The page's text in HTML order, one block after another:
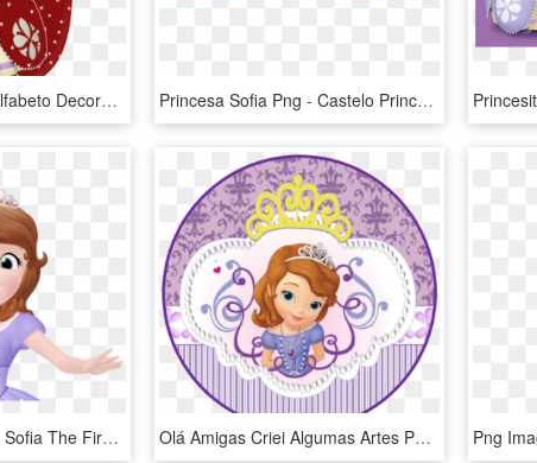
Blindada Por Deus Alfabeto Decorativo Princesa Sofia - Letter Alphabet Pinterest Princesa Sofia Rojo, HD Png Download Princesa Sofia Png - Castelo Princesa Sofia Png, Transparent Png
Sofia The First Sad - Sofia The First Sofia, HD Png Download Olá Amigas Criei Algumas Artes Para O Aniversário De - Princesa Sofia Stickers Para Imprimir, HD Png Download